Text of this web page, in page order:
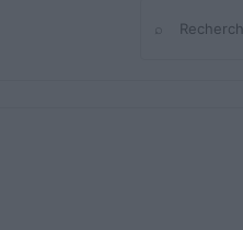
Rechercher